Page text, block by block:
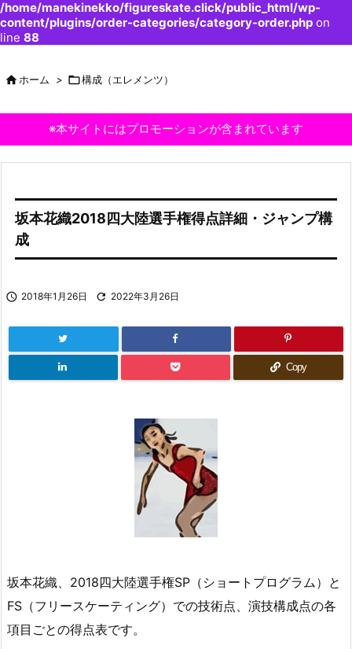
/home/manekinekko/figureskate.click/public_html/wp-
content/plugins/order-categories/category-order.php on
line 88
ホーム > 構成（エレメンツ）
※本サイトにはプロモーションが含まれています
坂本花織2018四大陸選手権得点詳細・ジャンプ構
成
 2018年1月26日  2022年3月26日
Copy
坂本花織、2018四大陸選手権SP（ショートプログラム）と
FS（フリースケーティング）での技術点、演技構成点の各
項目ごとの得点表です。